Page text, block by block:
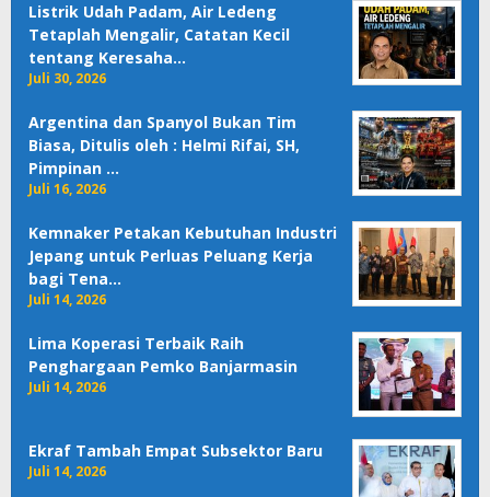
Listrik Udah Padam, Air Ledeng
Tetaplah Mengalir, Catatan Kecil
tentang Keresaha…
Juli 30, 2026
Argentina dan Spanyol Bukan Tim
Biasa, Ditulis oleh : Helmi Rifai, SH,
Pimpinan …
Juli 16, 2026
Kemnaker Petakan Kebutuhan Industri
Jepang untuk Perluas Peluang Kerja
bagi Tena…
Juli 14, 2026
Lima Koperasi Terbaik Raih
Penghargaan Pemko Banjarmasin
Juli 14, 2026
Ekraf Tambah Empat Subsektor Baru
Juli 14, 2026